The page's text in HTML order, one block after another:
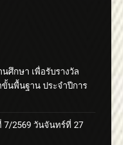
ศึกษา เพื่อรับรางวัล
นพื้นฐาน ประจำปีการ
7/2569 วันจันทร์ที่ 27